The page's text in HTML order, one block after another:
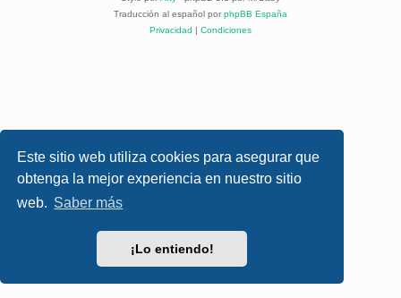
Este sitio web utiliza cookies para asegurar que
obtenga la mejor experiencia en nuestro sitio
web. Saber más
¡Lo entiendo!
Traducción al español por phpBB España
Privacidad | Condiciones